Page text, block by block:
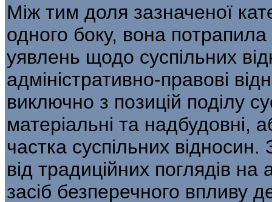
Між тим доля зазначеної
одного боку, вона потрапила
уявлень щодо суспільних
адміністративно-правові
виключно з позицій поділу
матеріальні та надбудовні,
частка суспільних
від традиційних поглядів
засіб безперечного впливу